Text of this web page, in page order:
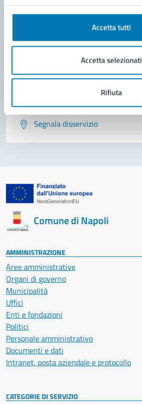
Accetta tutti
Accetta selezionati
Rifiuta
Contatta il comune
Richiedi assistenza
Prenota appuntamento
Problemi in città
Segnala disservizio
Comune di Napoli
AMMINISTRAZIONE
Aree amministrative
Organi di governo
Municipalità
Uffici
Enti e fondazioni
Politici
Personale amministrativo
Documenti e dati
Intranet, posta aziendale e protocollo
CATEGORIE DI SERVIZIO